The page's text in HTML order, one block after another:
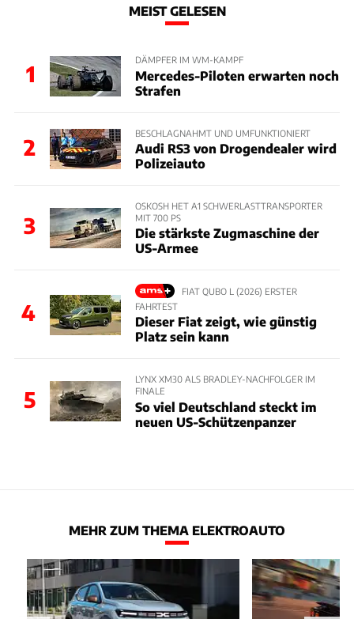
MEIST GELESEN
1
DÄMPFER IM WM-KAMPF
Mercedes-Piloten erwarten noch
Strafen
2
BESCHLAGNAHMT UND UMFUNKTIONIERT
Audi RS3 von Drogendealer wird
Polizeiauto
3
OSKOSH HET A1 SCHWERLASTTRANSPORTER
MIT 700 PS
Die stärkste Zugmaschine der
US-Armee
4
FIAT QUBO L (2026) ERSTER
FAHRTEST
Dieser Fiat zeigt, wie günstig
Platz sein kann
5
LYNX XM30 ALS BRADLEY-NACHFOLGER IM
FINALE
So viel Deutschland steckt im
neuen US-Schützenpanzer
MEHR ZUM THEMA ELEKTROAUTO